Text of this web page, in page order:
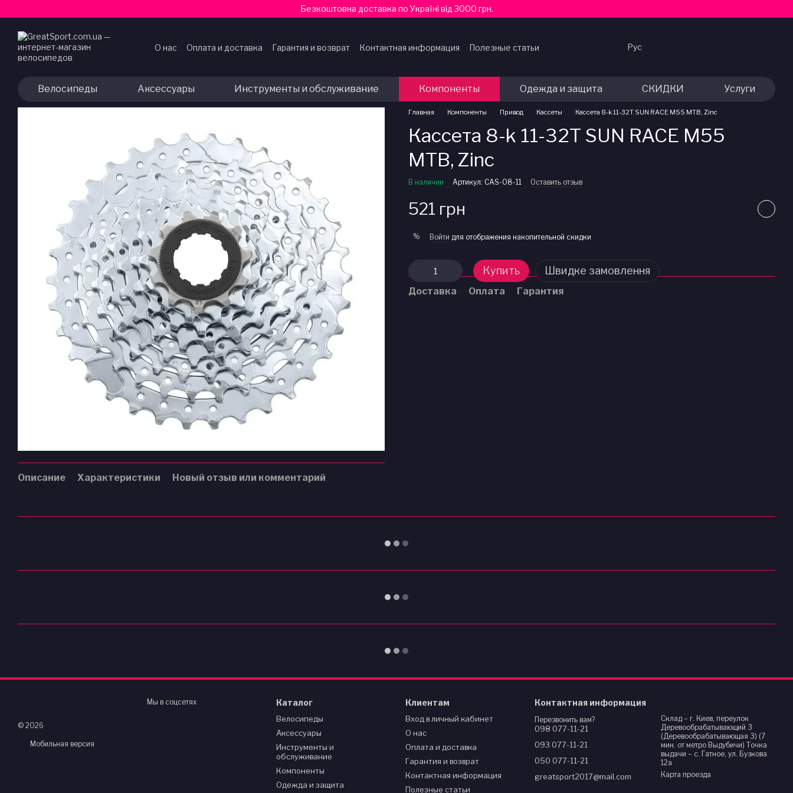
Безкоштовна доставка по Україні від 3000 грн.
О нас Оплата и доставка Гарантия и возврат Контактная информация
Полезные статьи
Рус
Велосипеды Аксессуары Инструменты и обслуживание Компоненты Одежда и защита СКИДКИ Услуги
Описание Характеристики Новый отзыв или комментарий
Главная Компоненты Привод Кассеты Кассета 8-k 11-32T SUN RACE M55 MTB, Zinc
Кассета 8-k 11-32T SUN RACE M55
MTB, Zinc
В наличии Артикул: CAS-08-11 Оставить отзыв
521 грн
% Войти для отображения накопительной скидки
Купить Швидке замовлення
Доставка Оплата Гарантия
© 2026
Мобильная версия
Мы в соцсетях Каталог
Велосипеды
Аксессуары
Инструменты и
обслуживание
Компоненты
Одежда и защита
Клиентам
Вход в личный кабинет
О нас
Оплата и доставка
Гарантия и возврат
Контактная информация
Полезные статьи
Контактная информация
Перезвонить вам?
098 077-11-21
093 077-11-21
050 077-11-21
greatsport2017@mail.com
Склад – г. Киев, переулок
Деревообрабатывающий 3
(Деревообрабатывающая 3) (7
мин. от метро Выдубичи) Точка
выдачи – с. Гатное, ул. Бузкова
12а
Карта проезда